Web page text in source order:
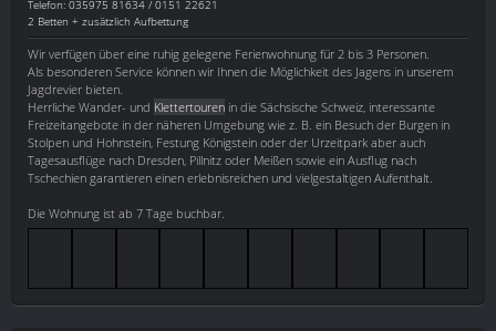
Telefon: 035975 81634 / 0151 22621
2 Betten + zusätzlich Aufbettung
Wir verfügen über eine ruhig gelegene Ferienwohnung für 2 bis 3 Personen.
Als besonderen Service können wir Ihnen die Möglichkeit des Jagens in unserem
Jagdrevier bieten.
Herrliche Wander- und Klettertouren in die Sächsische Schweiz, interessante
Freizeitangebote in der näheren Umgebung wie z. B. ein Besuch der Burgen in
Stolpen und Hohnstein, Festung Königstein oder der Urzeitpark aber auch
Tagesausflüge nach Dresden, Pillnitz oder Meißen sowie ein Ausflug nach
Tschechien garantieren einen erlebnisreichen und vielgestaltigen Aufenthalt.
Die Wohnung ist ab 7 Tage buchbar.